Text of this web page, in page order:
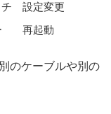
設定変更
再起動
のケーブルや別の